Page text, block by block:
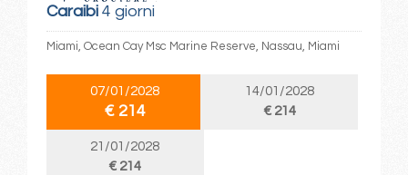
Caraibi4 giorni
Miami, Ocean Cay Msc Marine Reserve, Nassau, Miami
07/01/2028
€ 214
14/01/2028
€ 214
21/01/2028
€ 214